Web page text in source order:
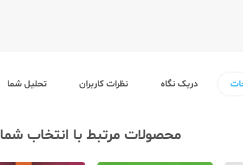
دریک نگاه نظرات کاربران تحلیل شما
محصولات مرتبط با انتخاب شما